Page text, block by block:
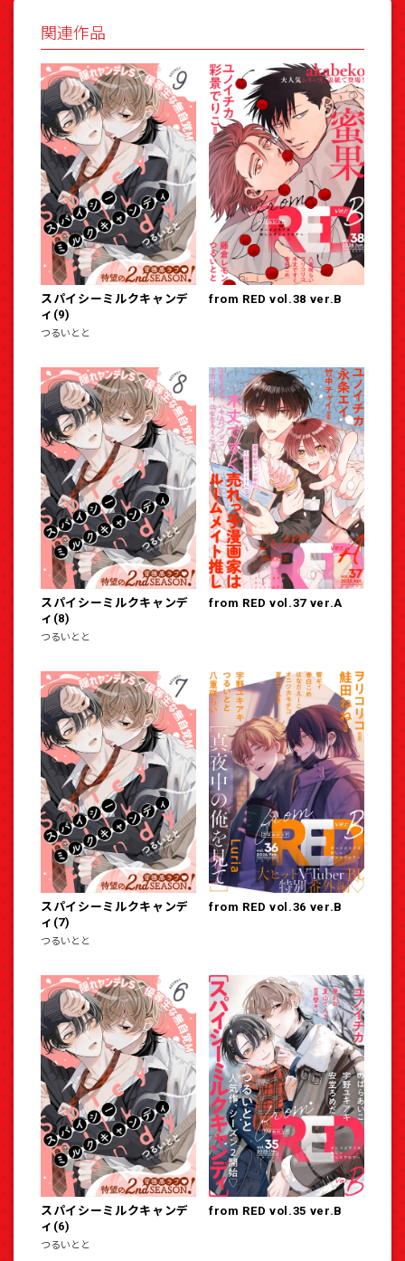
関連作品
スパイシーミルクキャンデ
ィ(9)
つるいとと
from RED vol.38 ver.B
スパイシーミルクキャンデ
ィ(8)
つるいとと
from RED vol.37 ver.A
スパイシーミルクキャンデ
ィ(7)
つるいとと
from RED vol.36 ver.B
スパイシーミルクキャンデ
ィ(6)
つるいとと
from RED vol.35 ver.B